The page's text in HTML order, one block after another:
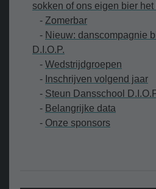
sokken of ons eigen bier
- Zomerbar
- N ieuw: danscompagnie
D.I.O.P.
- Wedstrijdgroepen
- Inschrijven volgend jaar
- Steun Dansschool
- Belangrijke data
- Onze sponsors